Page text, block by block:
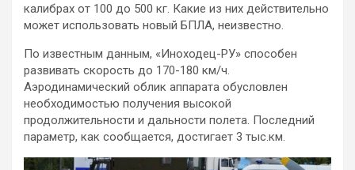
калибрах от 100 до 500 кг. Какие из них действительно
может использовать новый БПЛА, неизвестно.
По известным данным, «Иноходец-РУ» способен
развивать скорость до 170-180 км/ч.
Аэродинамический облик аппарата обусловлен
необходимостью получения высокой
продолжительности и дальности полета. Последний
параметр, как сообщается, достигает 3 тыс.км.